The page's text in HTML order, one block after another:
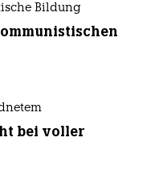
Bildung
bei voller